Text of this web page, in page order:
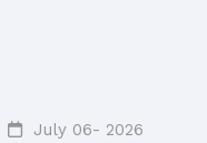
July 06- 2026